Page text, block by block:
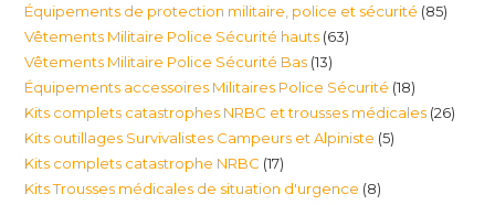
produits
Équipements de protection militaire, police et sécurité 8585
Vêtements Militaire Police Sécurité hauts 6363
Vêtements Militaire Police Sécurité Bas 1313
produits
Équipements accessoires Militaires Police Sécurité 1818
produits
Kits complets catastrophes NRBC et trousses médicales 2626
Kits outillages Survivalistes Campeurs et Alpiniste 55
Kits complets catastrophe NRBC 1717
produits
Kits Trousses médicales de situation d'urgence 88